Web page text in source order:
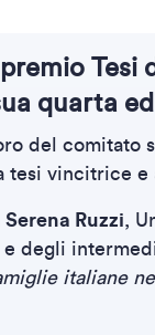
Tesi
quarta
del
tesi vincitrice
Serena Ruzzi,
e degli
italiane